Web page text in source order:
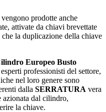
prodotte anche
attivate da chiavi brevettate
la duplicazione della chiave
Europeo Busto
professionisti del settore,
nel loro genere sono
dalla SERRATURA vera
azionata dal cilindro,
la chiave.